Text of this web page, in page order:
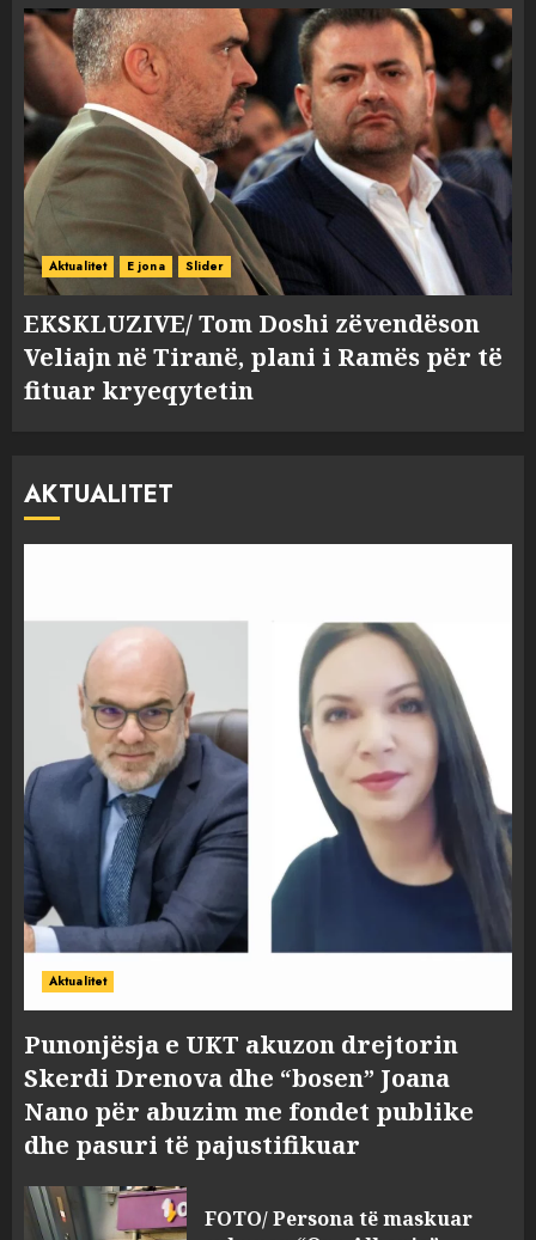
Aktualitet E jona Slider
EKSKLUZIVE/ Tom Doshi zëvendëson
Veliajn në Tiranë, plani i Ramës për të
fituar kryeqytetin
AKTUALITET
Aktualitet
Punonjësja e UKT akuzon drejtorin
Skerdi Drenova dhe “bosen” Joana
Nano për abuzim me fondet publike
dhe pasuri të pajustifikuar
FOTO/ Persona të maskuar